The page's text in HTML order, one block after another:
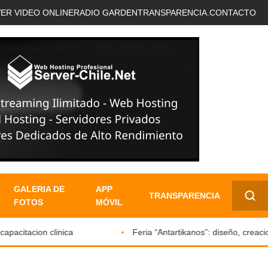
VIDEO ONLINERADIO GARDENTRANSPARENCIA. CONTACTO
GALERIA DE
FOTOS
APP
MÓVIL
TRANSPARENCIA
✕
clinica Feria “Antartikanos”: diseño,